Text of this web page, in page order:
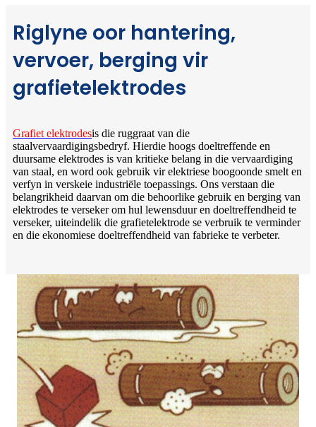
Riglyne oor hantering,
vervoer, berging vir
grafietelektrodes
Grafiet elektrodesis die ruggraat van die
staalvervaardigingsbedryf. Hierdie hoogs doeltreffende en
duursame elektrodes is van kritieke belang in die vervaardiging
van staal, en word ook gebruik vir elektriese boogoonde smelt en
verfyn in verskeie industriële toepassings. Ons verstaan ​​die
belangrikheid daarvan om die behoorlike gebruik en berging van
elektrodes te verseker om hul lewensduur en doeltreffendheid te
verseker, uiteindelik die grafietelektrode se verbruik te verminder
en die ekonomiese doeltreffendheid van fabrieke te verbeter.